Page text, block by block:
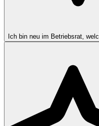
Ich bin neu im Betriebsrat,